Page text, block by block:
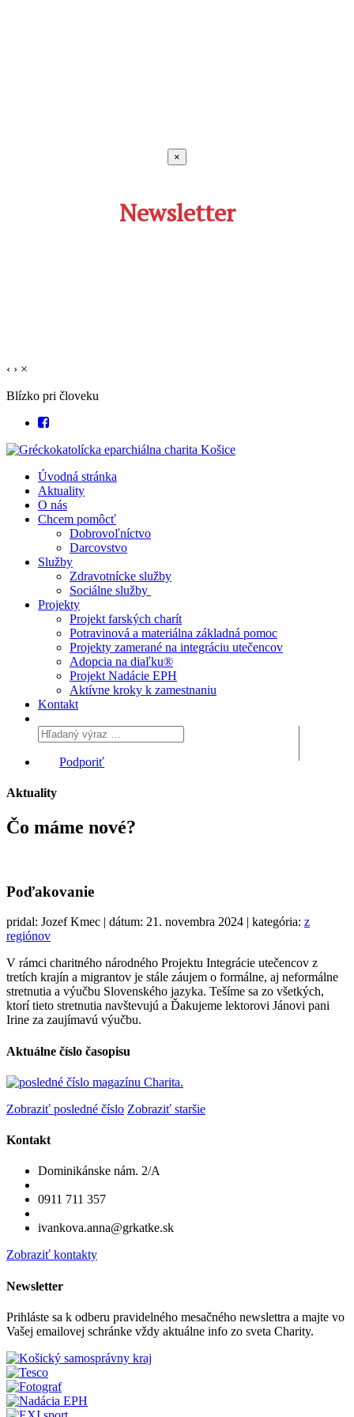
×
Newsletter
‹ › ×
Blízko pri človeku
Úvodná stránka
Aktuality
O nás
Chcem pomôcť
Dobrovoľníctvo
Darcovstvo
Služby
Zdravotnícke služby
Sociálne služby
Projekty
Projekt farských charít
Potravinová a materiálna základná pomoc
Projekty zamerané na integráciu utečencov
Adopcia na diaľku®
Projekt Nadácie EPH
Aktívne kroky k zamestnaniu
Kontakt
Podporiť
Aktuality
Čo máme nové?
Poďakovanie
pridal: Jozef Kmec | dátum: 21. novembra 2024 | kategória: z
regiónov
V rámci charitného národného Projektu Integrácie utečencov z
tretích krajín a migrantov je stále záujem o formálne, aj neformálne
stretnutia a výučbu Slovenského jazyka. Tešíme sa zo všetkých,
ktorí tieto stretnutia navštevujú a Ďakujeme lektorovi Jánovi pani
Irine za zaujímavú výučbu.
Aktuálne číslo časopisu
Zobraziť posledné číslo Zobraziť staršie
Kontakt
Dominikánske nám. 2/A
0911 711 357
ivankova.anna@grkatke.sk
Zobraziť kontakty
Newsletter
Prihláste sa k odberu pravidelného mesačného newslettra a majte vo
Vašej emailovej schránke vždy aktuálne info zo sveta Charity.